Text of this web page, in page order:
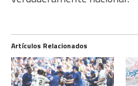
Artículos Relacionados